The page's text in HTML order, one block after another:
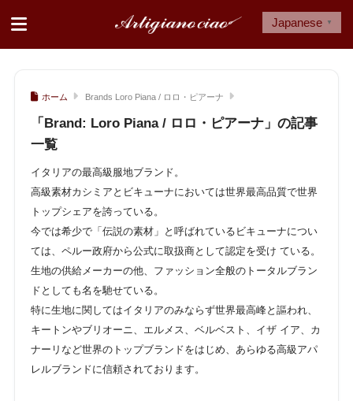
ホーム Brands Loro Piana / ロロ・ピアーナ
「Brand: Loro Piana / ロロ・ピアーナ」の記事
一覧
イタリアの最高級服地ブランド。
高級素材カシミアとビキューナにおいては世界最高品質で世界
トップシェアを誇っている。
今では希少で「伝説の素材」と呼ばれているビキューナについ
ては、ペルー政府から公式に取扱商として認定を受け ている。
生地の供給メーカーの他、ファッション全般のトータルブラン
ドとしても名を馳せている。
特に生地に関してはイタリアのみならず世界最高峰と謳われ、
キートンやブリオーニ、エルメス、ベルベスト、イザ イア、カ
ナーリなど世界のトップブランドをはじめ、あらゆる高級アパ
レルブランドに信頼されております。
Japanese ▼